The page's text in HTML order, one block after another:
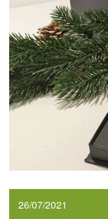
26/07/2021